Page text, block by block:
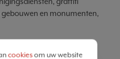
en monumenten,
cookiesom uw website